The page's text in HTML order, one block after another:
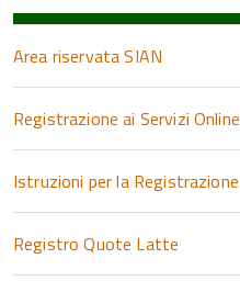
Area riservata SIAN
Registrazione ai Servizi Online
Istruzioni per la Registrazione
Registro Quote Latte